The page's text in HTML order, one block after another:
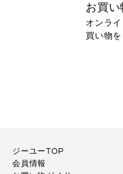
お買い
オンラ
買い物を
ジーユーTOP
会員情報